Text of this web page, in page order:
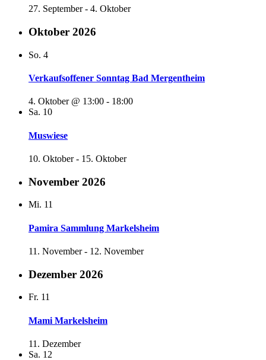
27. September- 4. Oktober
Oktober 2026
So. 4
Verkaufsoffener Sonntag Bad Mergentheim
4. Oktober @ 13:00 - 18:00
Sa. 10
Muswiese
10. Oktober- 15. Oktober
November 2026
Mi. 11
Pamira Sammlung Markelsheim
11. November- 12. November
Dezember 2026
Fr. 11
Mami Markelsheim
11. Dezember
Sa. 12